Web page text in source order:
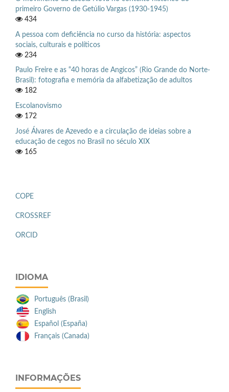
primeiro Governo de Getúlio Vargas (1930-1945)
434
A pessoa com deficiência no curso da história: aspectos
sociais, culturais e políticos
234
Paulo Freire e as “40 horas de Angicos” (Rio Grande do Norte-
Brasil): fotografia e memória da alfabetização de adultos
182
Escolanovismo
172
José Álvares de Azevedo e a circulação de ideias sobre a
educação de cegos no Brasil no século XIX
165
COPE
CROSSREF
ORCID
IDIOMA
Português (Brasil)
English
Español (España)
Français (Canada)
INFORMAÇÕES